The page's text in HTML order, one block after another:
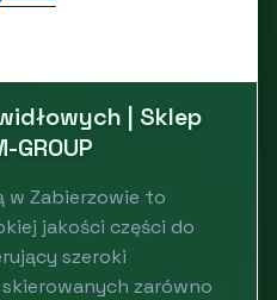
| Sklep
w Zabierzowie to
jakości części do
szeroki
zarówno